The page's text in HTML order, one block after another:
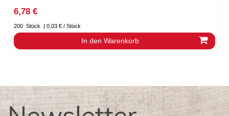
6,78 €
200 Stück | 0,03 € / Stück
In den Warenkorb